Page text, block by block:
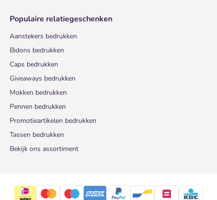
Populaire relatiegeschenken
Aanstekers bedrukken
Bidons bedrukken
Caps bedrukken
Giveaways bedrukken
Mokken bedrukken
Pennen bedrukken
Promotieartikelen bedrukken
Tassen bedrukken
Bekijk ons assortiment